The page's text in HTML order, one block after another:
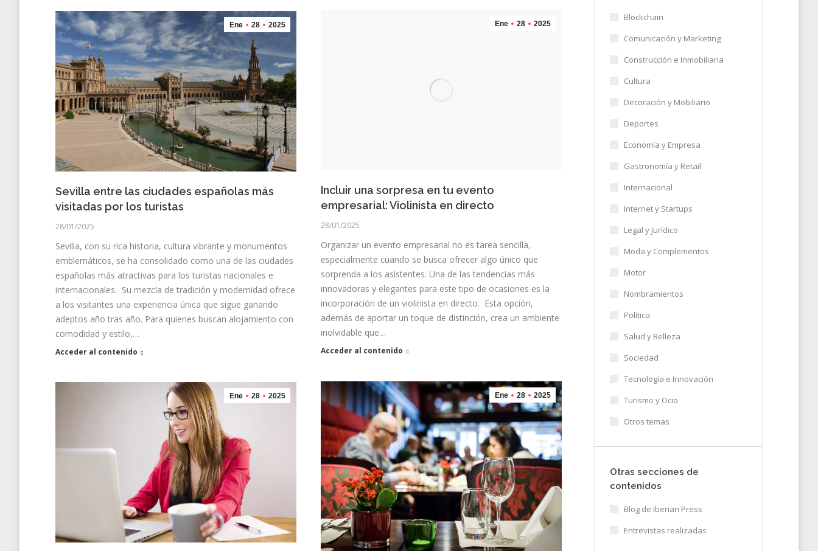
Ene 28 2025
Incluir una sorpresa en tu evento
empresarial: Violinista en directo
28/01/2025
Organizar un evento empresarial no es tarea sencilla,
especialmente cuando se busca ofrecer algo único que
sorprenda a los asistentes. Una de las tendencias más
innovadoras y elegantes para este tipo de ocasiones es la
incorporación de un violinista en directo. Esta opción,
además de aportar un toque de distinción, crea un ambiente
inolvidable que…
Acceder al contenido
Ene 28 2025
Sevilla entre las ciudades españolas más
visitadas por los turistas
28/01/2025
Sevilla, con su rica historia, cultura vibrante y monumentos
emblemáticos, se ha consolidado como una de las ciudades
españolas más atractivas para los turistas nacionales e
internacionales. Su mezcla de tradición y modernidad ofrece
a los visitantes una experiencia única que sigue ganando
adeptos año tras año. Para quienes buscan alojamiento con
comodidad y estilo,…
Acceder al contenido
Ene 28 2025
Ene 28 2025
Blockchain
Comunicación y Marketing
Construcción e Inmobiliaria
Cultura
Decoración y Mobiliario
Deportes
Economía y Empresa
Gastronomía y Retail
Internacional
Internet y Startups
Legal y Jurídico
Moda y Complementos
Motor
Nombramientos
Política
Salud y Belleza
Sociedad
Tecnología e Innovación
Turismo y Ocio
Otros temas
Otras secciones de
contenidos
Blog de Iberian Press
Entrevistas realizadas